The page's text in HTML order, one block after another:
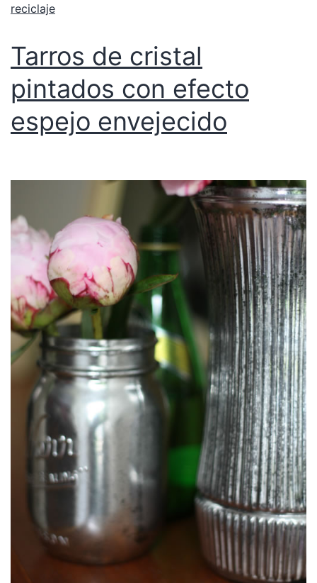
reciclaje
Tarros de cristal
pintados con efecto
espejo envejecido